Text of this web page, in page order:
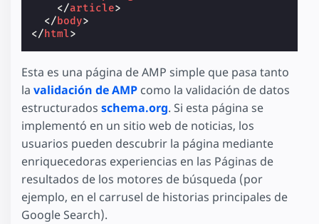
</article>
</body>
</ html>
Esta es una página de AMP simple que pasa tanto
la validación de AMP como la validación de datos
estructurados schema.org. Si esta página se
implementó en un sitio web de noticias, los
usuarios pueden descubrir la página mediante
enriquecedoras experiencias en las Páginas de
resultados de los motores de búsqueda (por
ejemplo, en el carrusel de historias principales de
Google Search).